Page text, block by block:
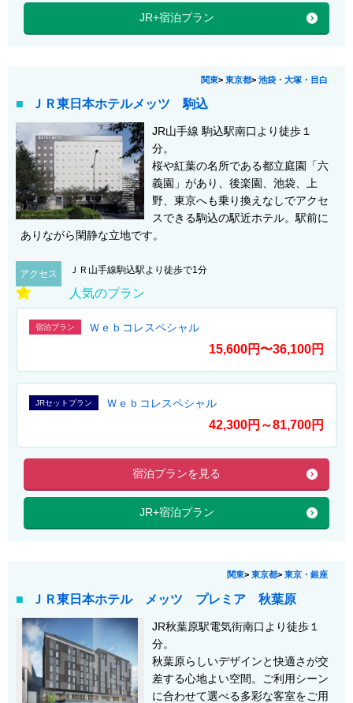
JR+宿泊プラン
関東> 東京都> 池袋・大塚・目白
ＪＲ東日本ホテルメッツ 駒込
JR山手線 駒込駅南口より徒歩１
分。
桜や紅葉の名所である都立庭園「六
義園」があり、後楽園、池袋、上
野、東京へも乗り換えなしでアクセ
スできる駒込の駅近ホテル。駅前に
ありながら閑静な立地です。
アクセス ＪＲ山手線駒込駅より徒歩で1分
人気のプラン
宿泊プラン Ｗｅｂコレスペシャル
15,600円〜36,100円
JRセットプラン Ｗｅｂコレスペシャル
42,300円～81,700円
宿泊プランを見る
JR+宿泊プラン
関東> 東京都> 東京・銀座
ＪＲ東日本ホテル メッツ プレミア 秋葉原
JR秋葉原駅電気街南口より徒歩１
分。
秋葉原らしいデザインと快適さが交
差する心地よい空間。ご利用シーン
に合わせて選べる多彩な客室をご用